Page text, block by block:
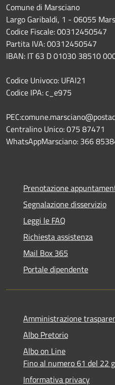
Comune di Marsciano
Largo Garibaldi, 1 - 06055
Codice Fiscale: 00312450547
Partita IVA: 00312450547
IBAN: IT 63 D 01030 38510
Codice Univoco: UFAI21
Codice IPA: c_e975
Centralino Unico: 075 87471
WhatsAppMarsciano: 366
Prenotazione
Segnalazione disservizio
Leggi le FAQ
Richiesta assistenza
Mail Box 365
Portale dipendente
Amministrazione
Albo Pretorio
Albo on Line
Fino al numero 61 del 22
Informativa privacy